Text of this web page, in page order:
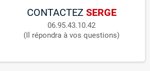
CONTACTEZ SERGE
06.95.43.10.42
(Il répondra à vos questions)